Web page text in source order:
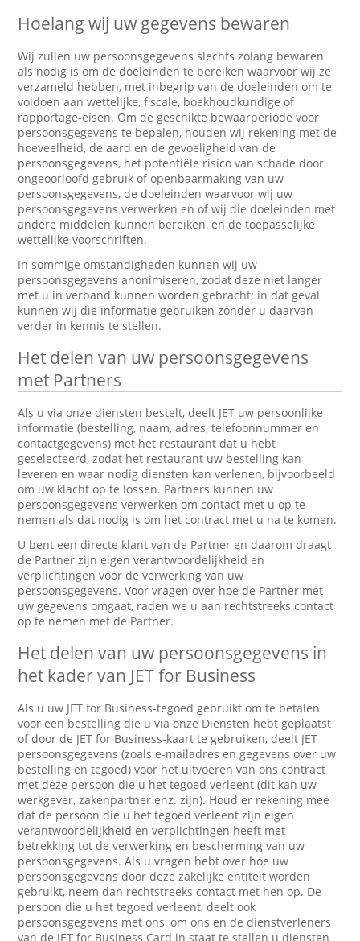
Hoelang wij uw gegevens bewaren
Wij zullen uw persoonsgegevens slechts zolang bewaren
als nodig is om de doeleinden te bereiken waarvoor wij ze
verzameld hebben, met inbegrip van de doeleinden om te
voldoen aan wettelijke, fiscale, boekhoudkundige of
rapportage-eisen. Om de geschikte bewaarperiode voor
persoonsgegevens te bepalen, houden wij rekening met de
hoeveelheid, de aard en de gevoeligheid van de
persoonsgegevens, het potentiële risico van schade door
ongeoorloofd gebruik of openbaarmaking van uw
persoonsgegevens, de doeleinden waarvoor wij uw
persoonsgegevens verwerken en of wij die doeleinden met
andere middelen kunnen bereiken, en de toepasselijke
wettelijke voorschriften.
In sommige omstandigheden kunnen wij uw
persoonsgegevens anonimiseren, zodat deze niet langer
met u in verband kunnen worden gebracht; in dat geval
kunnen wij die informatie gebruiken zonder u daarvan
verder in kennis te stellen.
Het delen van uw persoonsgegevens
met Partners
Als u via onze diensten bestelt, deelt JET uw persoonlijke
informatie (bestelling, naam, adres, telefoonnummer en
contactgegevens) met het restaurant dat u hebt
geselecteerd, zodat het restaurant uw bestelling kan
leveren en waar nodig diensten kan verlenen, bijvoorbeeld
om uw klacht op te lossen. Partners kunnen uw
persoonsgegevens verwerken om contact met u op te
nemen als dat nodig is om het contract met u na te komen.
U bent een directe klant van de Partner en daarom draagt
de Partner zijn eigen verantwoordelijkheid en
verplichtingen voor de verwerking van uw
persoonsgegevens. Voor vragen over hoe de Partner met
uw gegevens omgaat, raden we u aan rechtstreeks contact
op te nemen met de Partner.
Het delen van uw persoonsgegevens in
het kader van JET for Business
Als u uw JET for Business-tegoed gebruikt om te betalen
voor een bestelling die u via onze Diensten hebt geplaatst
of door de JET for Business-kaart te gebruiken, deelt JET
persoonsgegevens (zoals e-mailadres en gegevens over uw
bestelling en tegoed) voor het uitvoeren van ons contract
met deze persoon die u het tegoed verleent (dit kan uw
werkgever, zakenpartner enz. zijn). Houd er rekening mee
dat de persoon die u het tegoed verleent zijn eigen
verantwoordelijkheid en verplichtingen heeft met
betrekking tot de verwerking en bescherming van uw
persoonsgegevens. Als u vragen hebt over hoe uw
persoonsgegevens door deze zakelijke entiteit worden
gebruikt, neem dan rechtstreeks contact met hen op. De
persoon die u het tegoed verleent, deelt ook
persoonsgegevens met ons, om ons en de dienstverleners
van de JET for Business Card in staat te stellen u diensten